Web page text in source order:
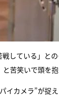
している」と
と苦笑いで頭を
イカメラ”が捉